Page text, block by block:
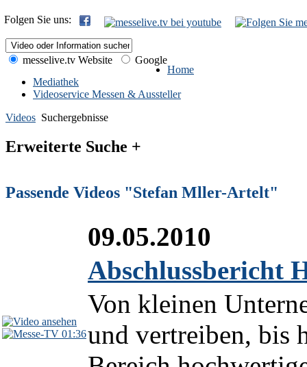
Folgen Sie uns:
messelive.tv Website
Google
Home
Mediathek
Videoservice Messen & Aussteller
Videos Suchergebnisse
Erweiterte Suche +
Passende Videos "Stefan Mller-Artelt"
01:36
09.05.2010
Abschlussbericht
Von kleinen
und vertreiben, bis